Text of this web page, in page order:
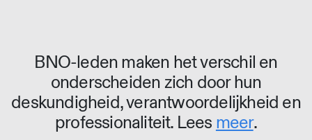
BNO-leden maken het verschil en
onderscheiden zich door hun
deskundigheid, verantwoordelijkheid en
professionaliteit. Lees meer.